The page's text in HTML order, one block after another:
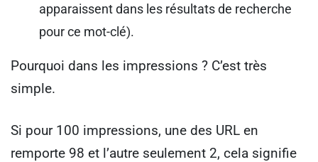
apparaissent dans les résultats de recherche
pour ce mot-clé).
Pourquoi dans les impressions ? C’est très
simple.
Si pour 100 impressions, une des URL en
remporte 98 et l’autre seulement 2, cela signifie